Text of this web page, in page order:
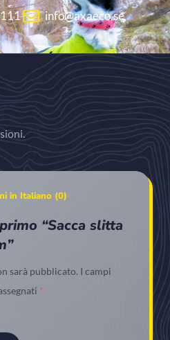
info@axaeco.se
in Italiano (0)
“Sacca slitta
sarà pubblicato. I campi
*